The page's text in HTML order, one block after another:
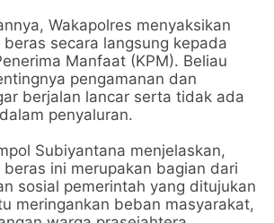
Wakapolres menyaksikan
secara langsung kepada
Manfaat (KPM). Beliau
pengamanan dan
berjalan lancar serta tidak ada
penyaluran.
Subiyantana menjelaskan,
ini merupakan bagian dari
sosial pemerintah yang ditujukan
meringankan beban masyarakat,